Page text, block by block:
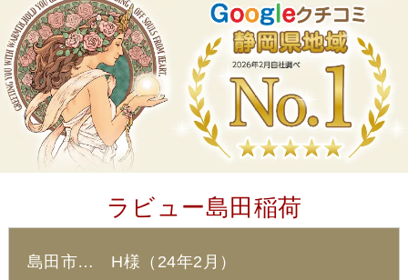
ラビュー島田稲荷
島田市… H様（24年2月）